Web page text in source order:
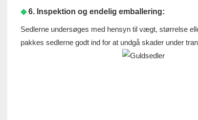
◆6. Inspektion og endelig emballering:
Sedlerne undersøges med hensyn til vægt, størrelse
pakkes sedlerne godt ind for at undgå skader under